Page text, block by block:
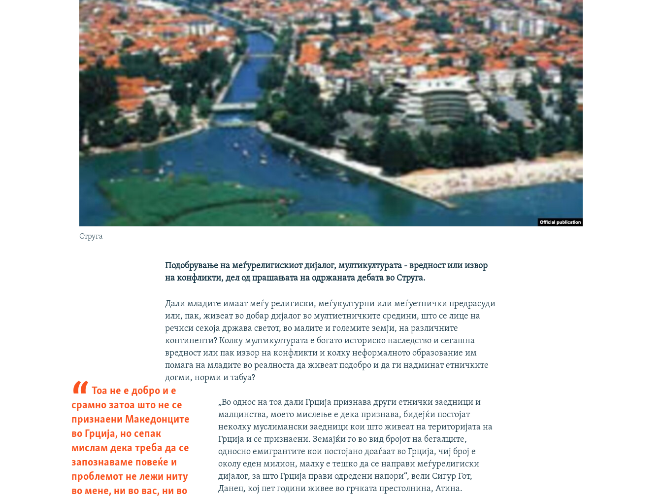
Струга
Подобрување на меѓурелигискиот дијалог, мултикултурата - вредност или извор
на конфликти, дел од прашањата на одржаната дебата во Струга.
Дали младите имаат меѓу религиски, меѓукултурни или меѓуетнички предрасуди
или, пак, живеат во добар дијалог во мултиетничките средини, што се лице на
речиси секоја држава светот, во малите и големите земји, на различните
континенти? Колку мултикултурата е богато историско наследство и сегашна
вредност или пак извор на конфликти и колку неформалното образование им
помага на младите во реалноста да живеат подобро и да ги надминат етничките
догми, норми и табуа?
Тоа не е добро и е
срамно затоа што не се
признаени Македонците
во Грција, но сепак
мислам дека треба да се
запознаваме повеќе и
проблемот не лежи ниту
во мене, ни во вас, ни во
„Во однос на тоа дали Грција признава други етнички заедници и
малцинства, моето мислење е дека признава, бидејќи постојат
неколку муслимански заедници кои што живеат на територијата на
Грција и се признаени. Земајќи го во вид бројот на бегалците,
односно емигрантите кои постојано доаѓаат во Грција, чиј број е
околу еден милион, малку е тешко да се направи меѓурелигиски
дијалог, за што Грција прави одредени напори“, вели Сигур Гот,
Данец, кој пет години живее во грчката престолнина, Атина.